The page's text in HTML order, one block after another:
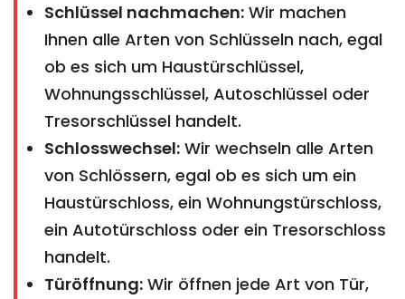
Schlüssel nachmachen: Wir machen
Ihnen alle Arten von Schlüsseln nach, egal
ob es sich um Haustürschlüssel,
Wohnungsschlüssel, Autoschlüssel oder
Tresorschlüssel handelt.
Schlosswechsel: Wir wechseln alle Arten
von Schlössern, egal ob es sich um ein
Haustürschloss, ein Wohnungstürschloss,
ein Autotürschloss oder ein Tresorschloss
handelt.
Türöffnung: Wir öffnen jede Art von Tür,